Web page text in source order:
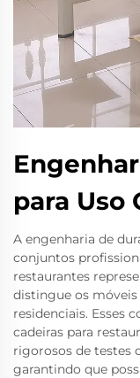
para Uso
A engenharia de
conjuntos
restaurantes
distingue os
residenciais. Esses
cadeiras para
rigorosos de testes
garantindo que